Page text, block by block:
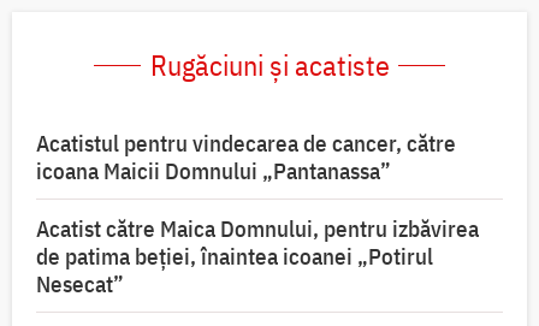
Rugăciuni și acatiste
Acatistul pentru vindecarea de cancer, către
icoana Maicii Domnului „Pantanassa”
Acatist către Maica Domnului, pentru izbăvirea
de patima beției, înaintea icoanei „Potirul
Nesecat”